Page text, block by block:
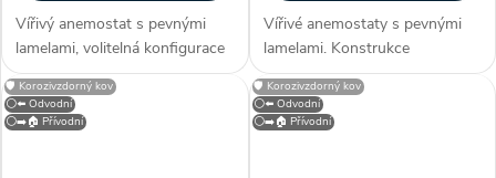
Vířivý anemostat s pevnými
lamelami, volitelná konfigurace
výtlaku nebo sání, s
demontovatelnou středovou
částí. Dle provedení lamel je
Vířivé anemostaty s pevnými
lamelami. Konstrukce
Anemostaty jsou vyrobeny z
ocelového plechu opatřeného
bílou vypalovací barvou (RAL
⚪⬅️ Odvodní
⚪➡️🏠 Přívodní
🛡️ Korozivzdorný kov
⚪⬅️ Odvodní
⚪➡️🏠 Přívodní
🛡️ Korozivzdorný kov